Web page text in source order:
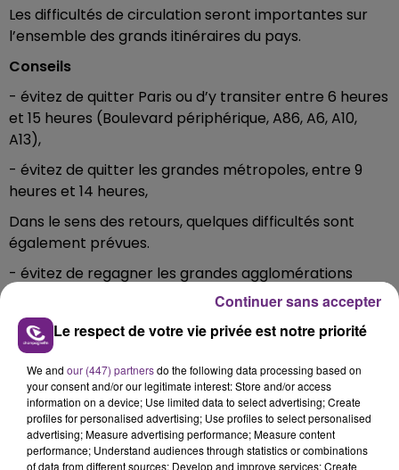
Les difficultés de circulation seront importantes sur
l’ensemble des grands itinéraires du pays.
Conseils
- évitez de quitter Paris ou d’y transiter entre 6 heures
et 15 heures (Boulevard périphérique, A86, A6, A10,
A13),
- évitez de quitter les grandes métropoles, entre 9
heures et 14 heures,
Dans le sens des retours, quelques difficultés sont
également prévues.
- évitez de regagner les grandes agglomérations
entre 16 heures et 20 heures et pour l’île-de-France
entre 14 heures et 20 heures
Dimanche 16 Juillet
Dans le sens des retours, des difficultés de circulation
sont attendus plus particulièrement dans la région
Auvergne-Rhône-Alpes.
Le respect de votre vie privée est notre priorité
We and our (447) partnersdo the following data processing based on
your consent and/or our legitimate interest: Store and/or access
information on a device; Use limited data to select advertising; Create
profiles for personalised advertising; Use profiles to select personalised
advertising; Measure advertising performance; Measure content
performance; Understand audiences through statistics or combinations
of data from different sources; Develop and improve services; Create
Continuer sans accepter